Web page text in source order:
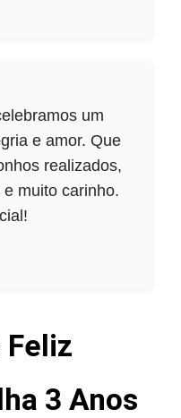
um
e amor. Que
realizados,
muito carinho.
Feliz
3 Anos